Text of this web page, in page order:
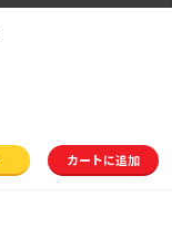
カートに追加